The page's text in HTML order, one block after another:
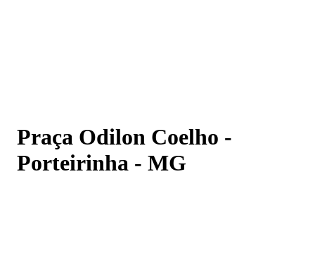
Praça Odilon Coelho -
Porteirinha - MG